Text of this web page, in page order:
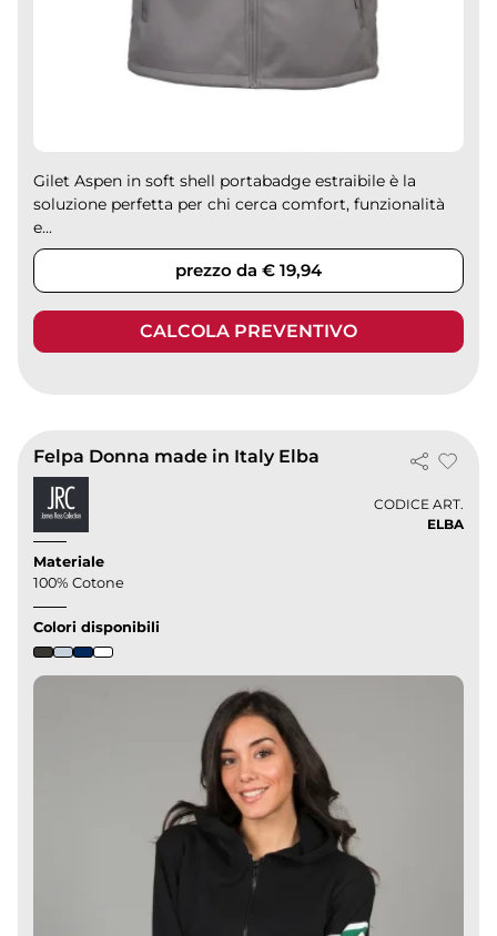
Gilet Aspen in soft shell portabadge estraibile è la
soluzione perfetta per chi cerca comfort, funzionalità
e...
prezzo da € 19,94
CALCOLA PREVENTIVO
Felpa Donna made in Italy Elba
CODICE ART.
ELBA
Materiale
100% Cotone
Colori disponibili